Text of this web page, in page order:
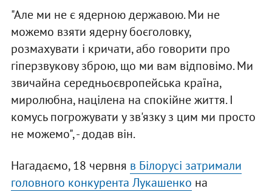
"Але ми не є ядерною державою. Ми не
можемо взяти ядерну боєголовку,
розмахувати і кричати, або говорити про
гіперзвукову зброю, що ми вам відповімо. Ми
звичайна середньоєвропейська країна,
миролюбна, націлена на спокійне життя. І
комусь погрожувати у зв'язку з цим ми просто
не можемо", - додав він.
Нагадаємо, 18 червня в Білорусі затримали
головного конкурента Лукашенко на